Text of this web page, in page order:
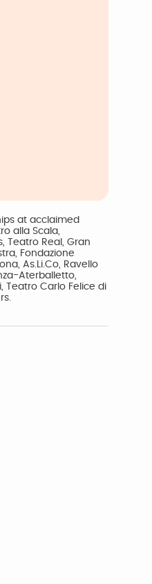
at acclaimed
alla Scala,
Teatro Real, Gran
Fondazione
As.Li.Co, Ravello
Aterballetto,
Teatro Carlo Felice di